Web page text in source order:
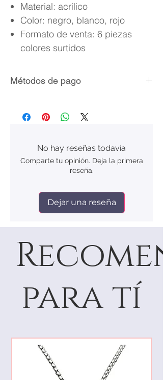
Material: acrílico
Color: negro, blanco, rojo
Formato de venta: 6 piezas
colores surtidos
Métodos de pago
MercadoPago
No hay reseñas todavía
Comparte tu opinión. Deja la primera
reseña.
Dejar una reseña
para tí